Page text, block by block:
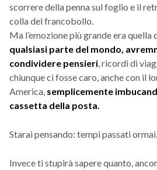
scorrere della penna sul foglio e il
colla del francobollo.
Ma l’emozione più grande era quella
qualsiasi parte del mondo,
condividere pensieri , ricordi di
chiunque ci fosse caro, anche con il
America, semplicemente
cassetta della posta.
Starai pensando: tempi passati
Invece ti stupirà sapere quanto,